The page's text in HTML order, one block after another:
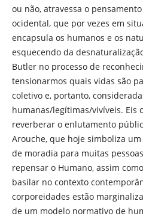
ou não, atravessa o
ocidental, que por vezes em
encapsula os humanos e os
esquecendo da
Butler no processo de
tensionarmos quais vidas são
coletivo e, portanto,
humanas/legítimas/vivíveis. Eis
reverberar o enlutamento
Arouche, que hoje simboliza
de moradia para muitas
repensar o Humano, assim
basilar no contexto
corporeidades estão
de um modelo normativo de